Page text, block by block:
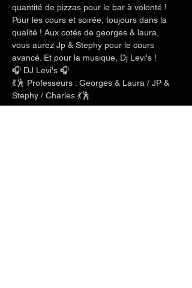
quantité de pizzas pour le bar à volonté !
Pour les cours et soirée, toujours dans la
qualité ! Aux cotés de georges & laura,
vous aurez Jp & Stephy pour le cours
avancé. Et pour la musique, Dj Levi's !
🎧 DJ Levi's 🎧
💃🕺 Professeurs : Georges & Laura / JP &
Stephy / Charles 💃🕺